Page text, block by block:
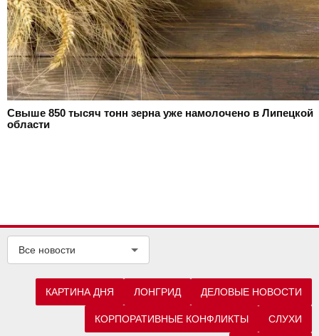
Свыше 850 тысяч тонн зерна уже намолочено в Липецкой
области
Все новости
КАРТИНА ДНЯ ЛОНГРИД ДЕЛОВЫЕ НОВОСТИ
КОРПОРАТИВНЫЕ КОНФЛИКТЫ СЛУХИ